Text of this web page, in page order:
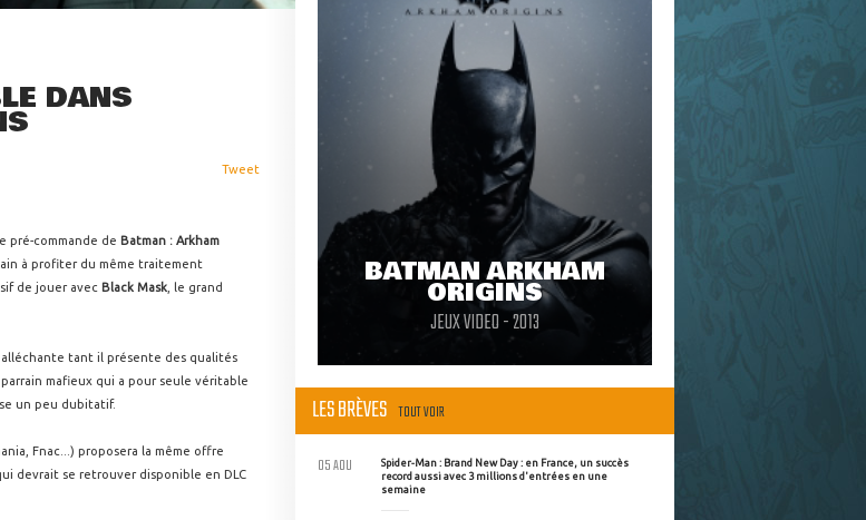
DANS
Tweet
pré-commande de Batman : Arkham
à profiter du même traitement
de jouer avec Black Mask , le grand
tant il présente des qualités
mafieux qui a pour seule véritable
un peu dubitatif.
Fnac...) proposera la même offre
devrait se retrouver disponible en DLC
BATMAN ARKHAM
ORIGINS
JEUX VIDEO - 2013
LES BRÈVES TOUT VOIR
Spider-Man : Brand New Day : en France, un succès
record aussi avec 3 millions d'entrées en une
semaine
05 AOU